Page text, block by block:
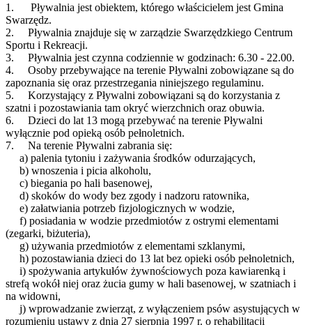
1. Pływalnia jest obiektem, którego właścicielem jest Gmina
Swarzędz.
2. Pływalnia znajduje się w zarządzie Swarzędzkiego Centrum
Sportu i Rekreacji.
3. Pływalnia jest czynna codziennie w godzinach: 6.30 - 22.00.
4. Osoby przebywające na terenie Pływalni zobowiązane są do
zapoznania się oraz przestrzegania niniejszego regulaminu.
5. Korzystający z Pływalni zobowiązani są do korzystania z
szatni i pozostawiania tam okryć wierzchnich oraz obuwia.
6. Dzieci do lat 13 mogą przebywać na terenie Pływalni
wyłącznie pod opieką osób pełnoletnich.
7. Na terenie Pływalni zabrania się:
a) palenia tytoniu i zażywania środków odurzających,
b) wnoszenia i picia alkoholu,
c) biegania po hali basenowej,
d) skoków do wody bez zgody i nadzoru ratownika,
e) załatwiania potrzeb fizjologicznych w wodzie,
f) posiadania w wodzie przedmiotów z ostrymi elementami
(zegarki, biżuteria),
g) używania przedmiotów z elementami szklanymi,
h) pozostawiania dzieci do 13 lat bez opieki osób pełnoletnich,
i) spożywania artykułów żywnościowych poza kawiarenką i
strefą wokół niej oraz żucia gumy w hali basenowej, w szatniach i
na widowni,
j) wprowadzanie zwierząt, z wyłączeniem psów asystujących w
rozumieniu ustawy z dnia 27 sierpnia 1997 r. o rehabilitacji